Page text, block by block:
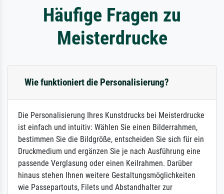
Häufige Fragen zu
Meisterdrucke
Wie funktioniert die Personalisierung?
Die Personalisierung Ihres Kunstdrucks bei Meisterdrucke
ist einfach und intuitiv: Wählen Sie einen Bilderrahmen,
bestimmen Sie die Bildgröße, entscheiden Sie sich für ein
Druckmedium und ergänzen Sie je nach Ausführung eine
passende Verglasung oder einen Keilrahmen. Darüber
hinaus stehen Ihnen weitere Gestaltungsmöglichkeiten
wie Passepartouts, Filets und Abstandhalter zur